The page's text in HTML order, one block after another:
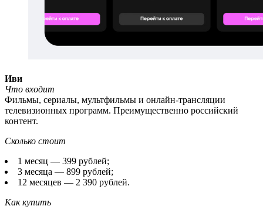
Иви
Что входит
Фильмы, сериалы, мультфильмы и онлайн-трансляции
телевизионных программ. Преимущественно российский
контент.
Сколько стоит
1 месяц — 399 рублей;
3 месяца — 899 рублей;
12 месяцев — 2 390 рублей.
Как купить